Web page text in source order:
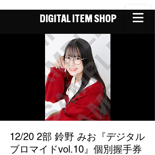
DIGITAL ITEM SHOP
12/20 2部 鈴野 みお『デジタル
ブロマイドvol.10』個別握手券